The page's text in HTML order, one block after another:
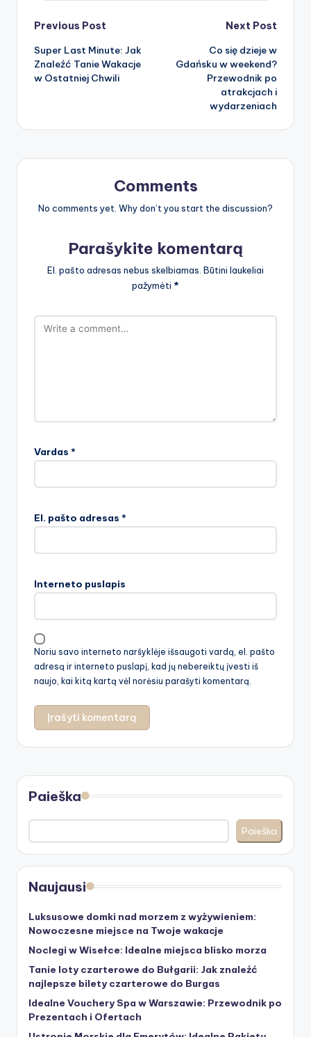
Post
navigation
Previous Post
Super Last Minute: Jak
Znaleźć Tanie Wakacje
w Ostatniej Chwili
Next Post
Co się dzieje w
Gdańsku w weekend?
Przewodnik po
atrakcjach i
wydarzeniach
Comments
No comments yet. Why don’t you start the discussion?
Parašykite komentarą
El. pašto adresas nebus skelbiamas. Būtini laukeliai
pažymėti *
Vardas *
El. pašto adresas *
Interneto puslapis
Noriu savo interneto naršyklėje išsaugoti vardą, el. pašto
adresą ir interneto puslapį, kad jų nebereiktų įvesti iš
naujo, kai kitą kartą vėl norėsiu parašyti komentarą.
Paieška
Paieška
Naujausi
Luksusowe domki nad morzem z wyżywieniem:
Nowoczesne miejsce na Twoje wakacje
Noclegi w Wisełce: Idealne miejsca blisko morza
Tanie loty czarterowe do Bułgarii: Jak znaleźć
najlepsze bilety czarterowe do Burgas
Idealne Vouchery Spa w Warszawie: Przewodnik po
Prezentach i Ofertach